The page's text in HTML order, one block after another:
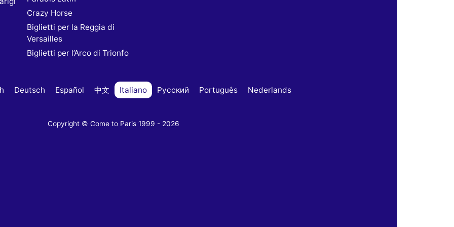
Crazy Horse
Biglietti per la Reggia di
Versailles
Biglietti per l’Arco di Trionfo
Deutsch Español 中文 Italiano Русский Português Nederlands
Copyright © Come to Paris 1999 - 2026